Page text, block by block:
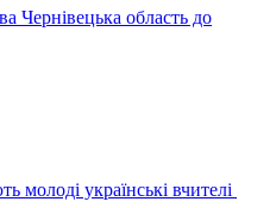
Чернівецька область до
молоді українські вчителі